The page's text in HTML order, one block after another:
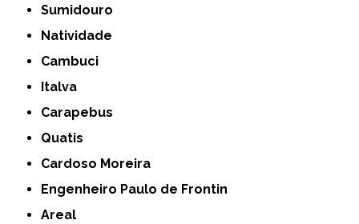
Sumidouro
Natividade
Cambuci
Italva
Carapebus
Quatis
Cardoso Moreira
Engenheiro Paulo de Frontin
Areal